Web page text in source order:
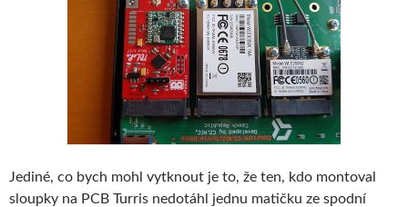
Jediné, co bych mohl vytknout je to, že ten, kdo montoval
sloupky na PCB Turris nedotáhl jednu matičku ze spodní